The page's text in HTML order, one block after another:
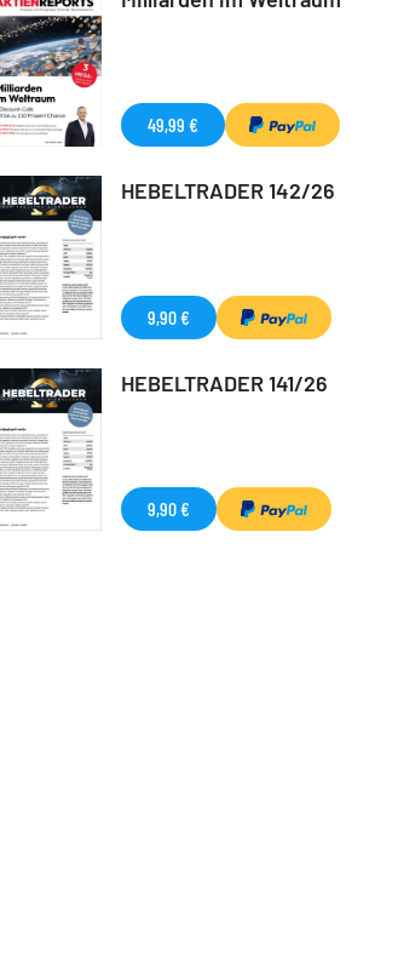
49,99 €
HEBELTRADER 142/26
9,90 €
HEBELTRADER 141/26
9,90 €